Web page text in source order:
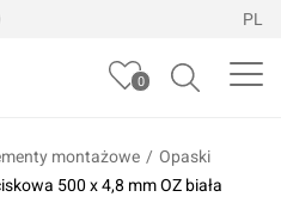
PL
0
montażowe / Opaski
500 x 4,8 mm OZ biała